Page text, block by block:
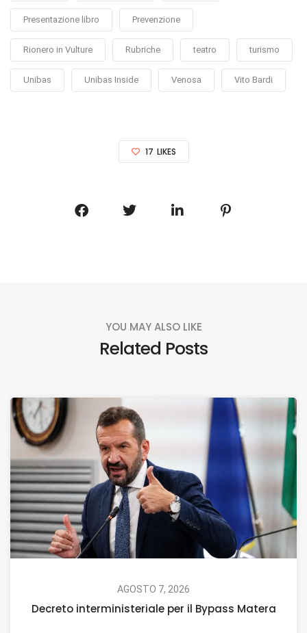
Presentazione libro Prevenzione
Rionero in Vulture Rubriche teatro turismo
Unibas Unibas Inside Venosa Vito Bardi
17 LIKES
YOU MAY ALSO LIKE
Related Posts
AGOSTO 7, 2026
Decreto interministeriale per il Bypass Matera